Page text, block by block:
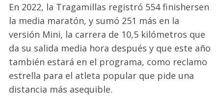
En 2022, la Tragamillas registró 554finishersen
la media maratón, y sumó 251 más en la
versión Mini, la carrera de 10,5 kilómetros que
da su salida media hora después y que este año
también estará en el programa, como reclamo
estrella para el atleta popular que pide una
distancia más asequible.